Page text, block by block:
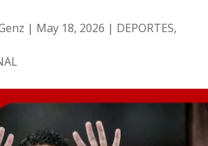
| May 18, 2026 | DEPORTES,